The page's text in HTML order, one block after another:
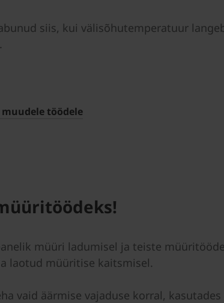
siis, kui välisõhutemperatuur
töödele
müüri ladumisel ja teiste
laotud müüritise kaitsmisel.
vaid äärmise vajaduse korral,